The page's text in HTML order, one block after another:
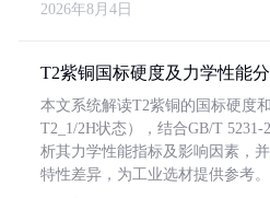
2026年8月4日
T2紫铜国标硬度及力学性能
本文系统解读T2紫铜的国标硬度
T2_1/2H状态），结合GB/T 5231-
析其力学性能指标及影响因素，
特性差异，为工业选材提供参考。